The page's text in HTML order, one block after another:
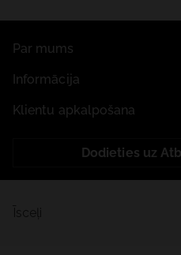
Par mums
Informācija
Klientu apkalpošana
Dodieties uz